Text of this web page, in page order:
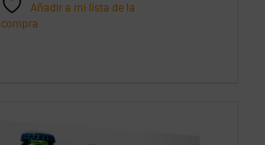
Añadir a mi lista de la
compra